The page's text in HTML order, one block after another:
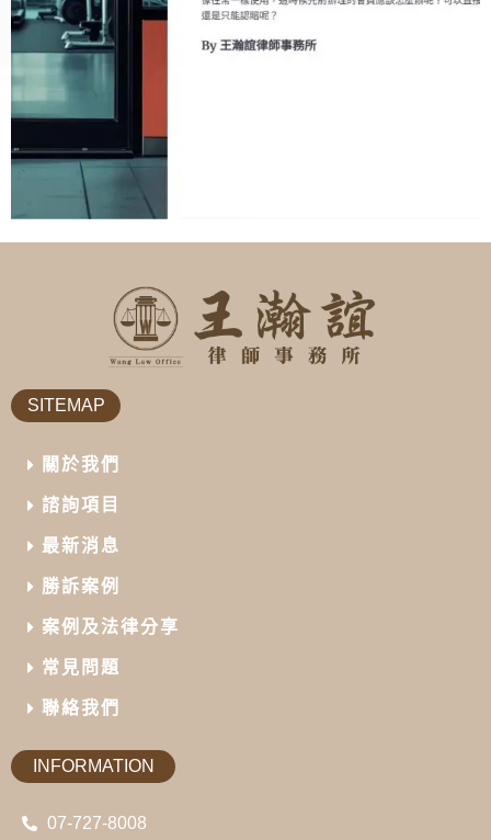
SITEMAP
關於我們
諮詢項目
最新消息
勝訴案例
案例及法律分享
常見問題
聯絡我們
INFORMATION
07-727-8008